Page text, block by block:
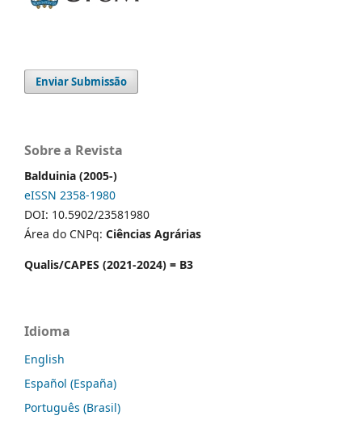
Enviar Submissão
Sobre a Revista
Balduinia (2005-)
eISSN 2358-1980
DOI: 10.5902/23581980
Área do CNPq: Ciências Agrárias
Qualis/CAPES (2021-2024) = B3
Idioma
English
Español (España)
Português (Brasil)